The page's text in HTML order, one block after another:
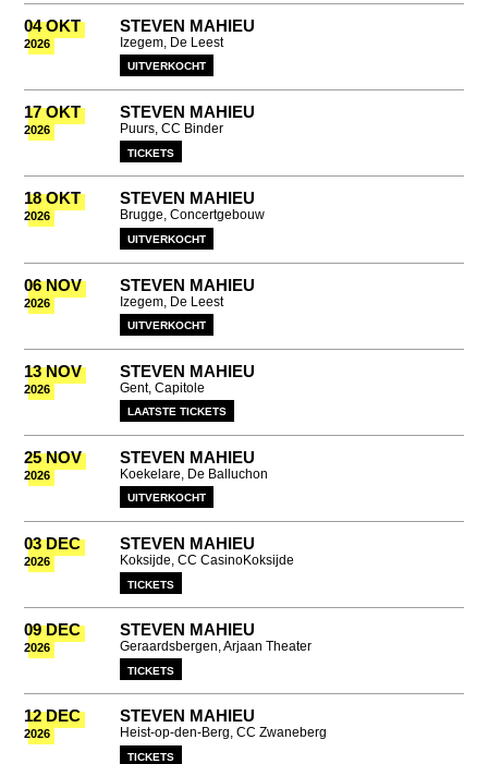
04 OKT
2026
STEVEN MAHIEU
Izegem, De Leest
UITVERKOCHT
17 OKT
2026
STEVEN MAHIEU
Puurs, CC Binder
TICKETS
18 OKT
2026
STEVEN MAHIEU
Brugge, Concertgebouw
UITVERKOCHT
06 NOV
2026
STEVEN MAHIEU
Izegem, De Leest
UITVERKOCHT
13 NOV
2026
STEVEN MAHIEU
Gent, Capitole
LAATSTE TICKETS
25 NOV
2026
STEVEN MAHIEU
Koekelare, De Balluchon
UITVERKOCHT
03 DEC
2026
STEVEN MAHIEU
Koksijde, CC CasinoKoksijde
TICKETS
09 DEC
2026
STEVEN MAHIEU
Geraardsbergen, Arjaan Theater
TICKETS
12 DEC
2026
STEVEN MAHIEU
Heist-op-den-Berg, CC Zwaneberg
TICKETS